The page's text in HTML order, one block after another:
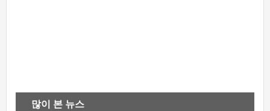
많이 본 뉴스